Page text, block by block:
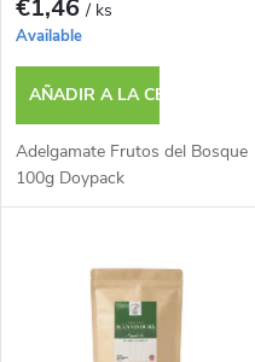
a
c
i
ó
e
p
r
o
€1,46/ ks
Available
AÑADIR A LA CESTA
Adelgamate Frutos del Bosque
100g Doypack